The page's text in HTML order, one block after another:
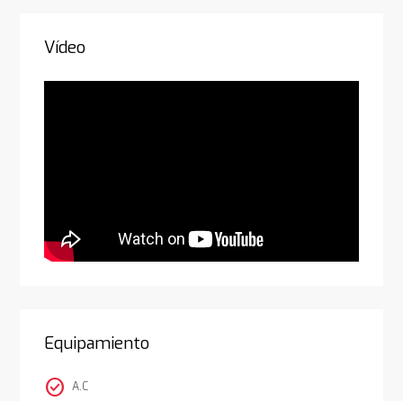
Vídeo
Equipamiento
check_circle A.C